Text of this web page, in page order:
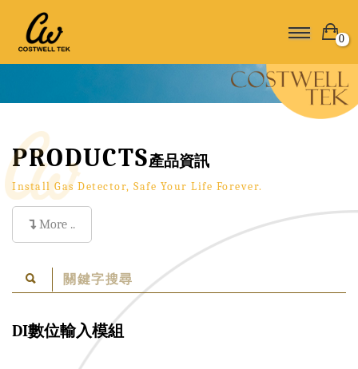
0
PRODUCTS產品資訊
Install Gas Detector, Safe Your Life Forever.
More ..
DI數位輸入模組